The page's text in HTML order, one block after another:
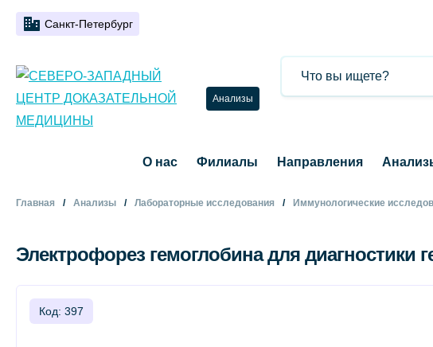
Санкт-Петербург
Анализы
О нас Филиалы Направления
Главная Анализы Лабораторные исследования Иммунологические
Электрофорез гемоглобина для диагностики
Код: 397